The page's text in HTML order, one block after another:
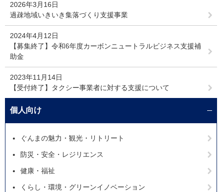
2026年3月16日
過疎地域いきいき集落づくり支援事業
2024年4月12日
【募集終了】令和6年度カーボンニュートラルビジネス支援補
助金
2023年11月14日
【受付終了】タクシー事業者に対する支援について
個人向け
ぐんまの魅力・観光・リトリート
防災・安全・レジリエンス
健康・福祉
くらし・環境・グリーンイノベーション